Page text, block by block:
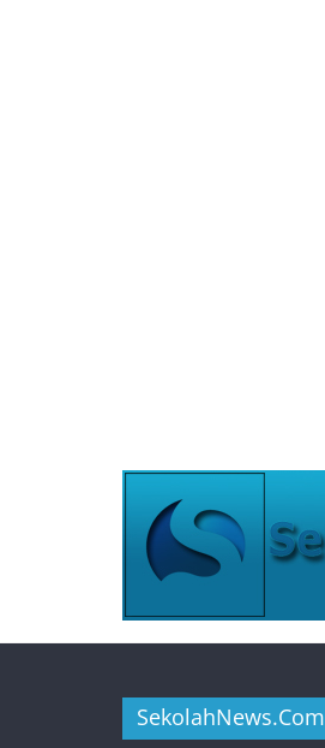
SekolahNews.Com